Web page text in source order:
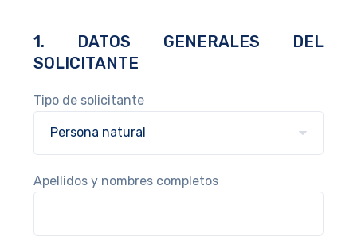
1. DATOS GENERALES DEL
SOLICITANTE
Tipo de solicitante
Apellidos y nombres completos